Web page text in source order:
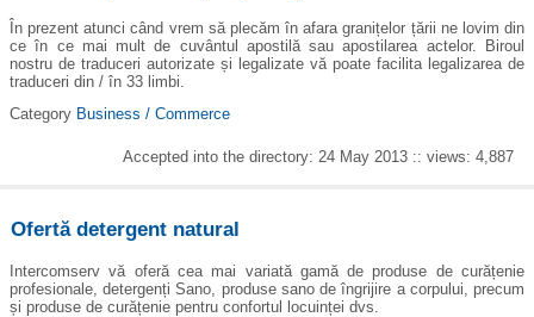
În prezent atunci când vrem să plecăm în afara granițelor țării ne lovim din
ce în ce mai mult de cuvântul apostilă sau apostilarea actelor. Biroul
nostru de traduceri autorizate și legalizate vă poate facilita legalizarea de
traduceri din / în 33 limbi.
Category Business / Commerce
Accepted into the directory: 24 May 2013 :: views: 4,887
Ofertă detergent natural
Intercomserv vă oferă cea mai variată gamă de produse de curățenie
profesionale, detergenți Sano, produse sano de îngrijire a corpului, precum
și produse de curățenie pentru confortul locuinței dvs.